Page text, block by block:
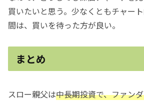
買いたいと思う。少なくともチャー
間は、買いを待った方が良い。
まとめ
スロー親父は中長期投資で、ファン